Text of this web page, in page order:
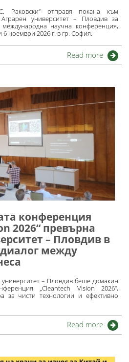
Раковски“ отправя покана към
университет – Пловдив за
научна конференция,
ноември 2026 г. в гр. София.
Read more
конференция
2026“ превърна
– Пловдив в
между
– Пловдив беше домакин
„Cleantech Vision 2026“,
за чисти технологии и ефективно
Read more